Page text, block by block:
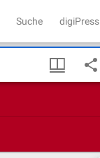
Suche digiPress